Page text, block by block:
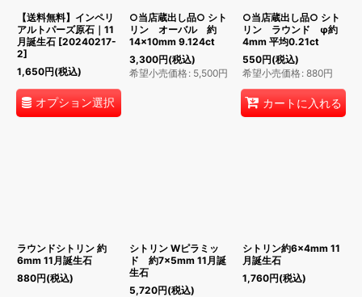
【送料無料】インペリ
アルトパーズ原石｜11
月誕生石 [20240217-
2]
1,650円(税込)
オプション選択
○当店蔵出し品○ シト
リン オーバル 約
14×10mm 9.124ct
3,300円(税込)
希望小売価格 : 5,500円
○当店蔵出し品○ シト
リン ラウンド φ約
4mm 平均0.21ct
550円(税込)
希望小売価格 : 880円
カートに入れる
ラウンドシトリン 約
6mm 11月誕生石
880円(税込)
シトリン Wピラミッ
ド 約7×5mm 11月誕
生石
5,720円(税込)
シトリン約6×4mm 11
月誕生石
1,760円(税込)